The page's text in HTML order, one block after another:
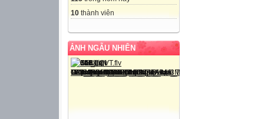
10 thành viên
ẢNH NGẪU NHIÊN